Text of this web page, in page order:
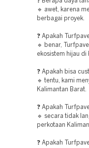
🔹 awet, karena
berbagai proyek.
❓ Apakah
🔹 benar,
ekosistem hijau di
❓ Apakah bisa
🔹 tentu, kami
Kalimantan Barat.
❓ Apakah
🔹 secara tidak
perkotaan
❓ Apakah